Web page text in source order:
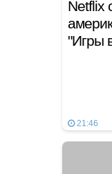
Netflix
"Игры
21:46